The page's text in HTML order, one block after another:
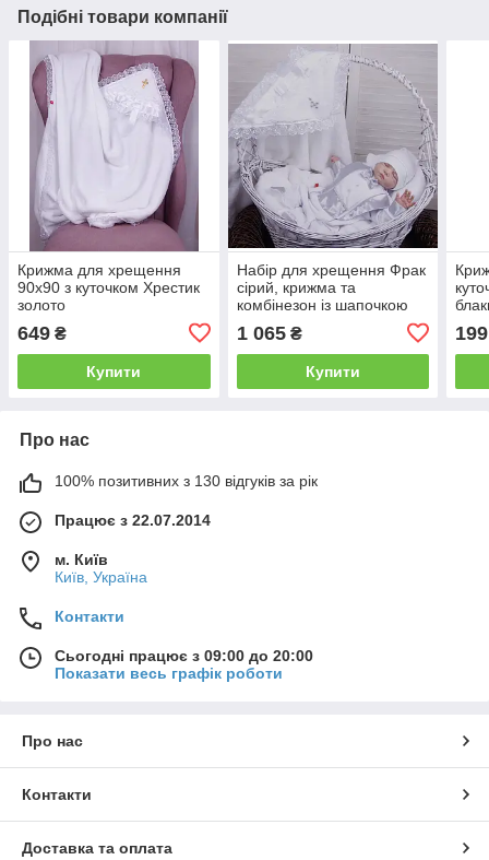
Подібні товари компанії
Крижма для хрещення
90х90 з куточком Хрестик
золото
649 ₴
Купити
Набір для хрещення Фрак
сірий, крижма та
комбінезон із шапочкою
1 065₴
Купити
199
Про нас
100% позитивних з 130 відгуків за рік
Працює з 22.07.2014
м. Київ
Київ, Україна
Контакти
Сьогодні працює з 09:00 до 20:00
Показати весь графік роботи
Про нас
Контакти
Доставка та оплата